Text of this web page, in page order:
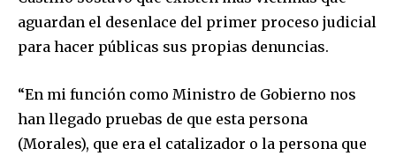
aguardan el desenlace del primer proceso judicial
para hacer públicas sus propias denuncias.
“En mi función como Ministro de Gobierno nos
han llegado pruebas de que esta persona
(Morales), que era el catalizador o la persona que